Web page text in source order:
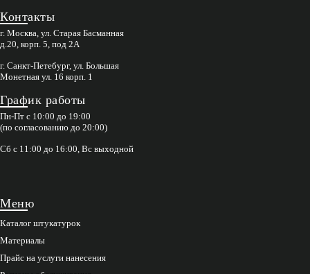
Контакты
г. Москва, ул. Старая Басманная
д.20, корп. 5, под 2А
г. Санкт-Петебург, ул. Большая
Монетная ул. 16 корп. 1
График работы
Пн-Пт с 10:00 до 19:00
(по согласованию до 20:00)
Сб с 11:00 до 16:00, Вс выходной
Меню
Каталог штукатурок
Материалы
Прайс на услуги нанесения